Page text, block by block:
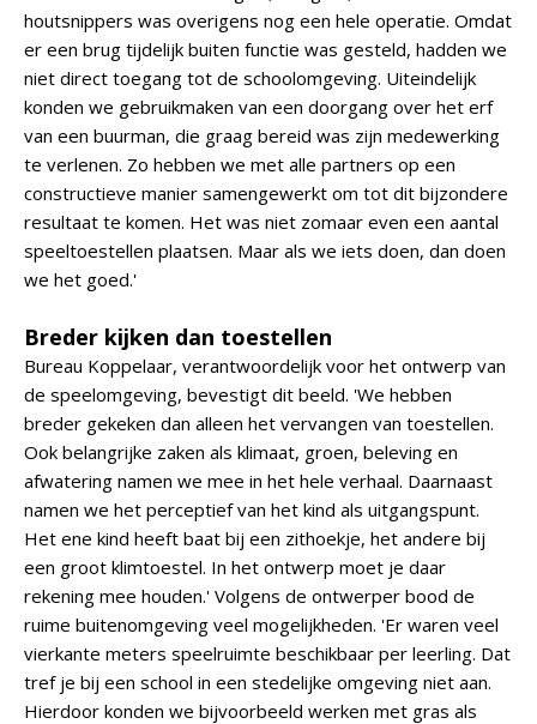
houtsnippers was overigens nog een hele operatie. Omdat
er een brug tijdelijk buiten functie was gesteld, hadden we
niet direct toegang tot de schoolomgeving. Uiteindelijk
konden we gebruikmaken van een doorgang over het erf
van een buurman, die graag bereid was zijn medewerking
te verlenen. Zo hebben we met alle partners op een
constructieve manier samengewerkt om tot dit bijzondere
resultaat te komen. Het was niet zomaar even een aantal
speeltoestellen plaatsen. Maar als we iets doen, dan doen
we het goed.'
Breder kijken dan toestellen
Bureau Koppelaar, verantwoordelijk voor het ontwerp van
de speelomgeving, bevestigt dit beeld. 'We hebben
breder gekeken dan alleen het vervangen van toestellen.
Ook belangrijke zaken als klimaat, groen, beleving en
afwatering namen we mee in het hele verhaal. Daarnaast
namen we het perceptief van het kind als uitgangspunt.
Het ene kind heeft baat bij een zithoekje, het andere bij
een groot klimtoestel. In het ontwerp moet je daar
rekening mee houden.' Volgens de ontwerper bood de
ruime buitenomgeving veel mogelijkheden. 'Er waren veel
vierkante meters speelruimte beschikbaar per leerling. Dat
tref je bij een school in een stedelijke omgeving niet aan.
Hierdoor konden we bijvoorbeeld werken met gras als